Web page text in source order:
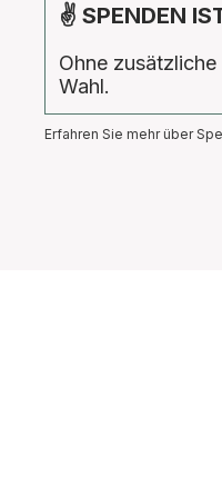
✌ SPENDEN
Ohne
Wahl.
Erfahren Sie mehr über